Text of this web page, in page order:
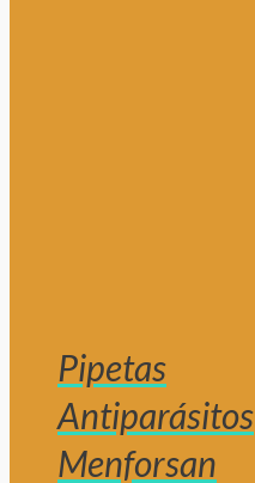
Pipetas
Antiparásitos
Menforsan